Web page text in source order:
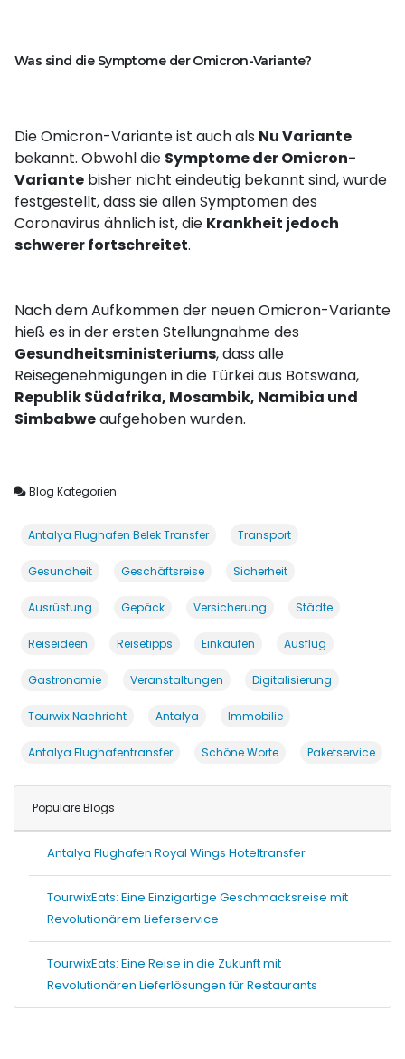
Was sind die Symptome der Omicron-Variante?
Die Omicron-Variante ist auch als Nu Variante
bekannt. Obwohl die Symptome der Omicron-
Variante bisher nicht eindeutig bekannt sind, wurde
festgestellt, dass sie allen Symptomen des
Coronavirus ähnlich ist, die Krankheit jedoch
schwerer fortschreitet.
Nach dem Aufkommen der neuen Omicron-Variante
hieß es in der ersten Stellungnahme des
Gesundheitsministeriums, dass alle
Reisegenehmigungen in die Türkei aus Botswana,
Republik Südafrika, Mosambik, Namibia und
Simbabweaufgehoben wurden.
Blog Kategorien
Antalya Flughafen Belek Transfer Transport
Gesundheit Geschäftsreise Sicherheit
Ausrüstung Gepäck Versicherung Städte
Reiseideen Reisetipps Einkaufen Ausflug
Gastronomie Veranstaltungen Digitalisierung
Tourwix Nachricht Antalya Immobilie
Antalya Flughafentransfer Schöne Worte Paketservice
Populare Blogs
Antalya Flughafen Royal Wings Hoteltransfer
TourwixEats: Eine Einzigartige Geschmacksreise mit
Revolutionärem Lieferservice
TourwixEats: Eine Reise in die Zukunft mit
Revolutionären Lieferlösungen für Restaurants